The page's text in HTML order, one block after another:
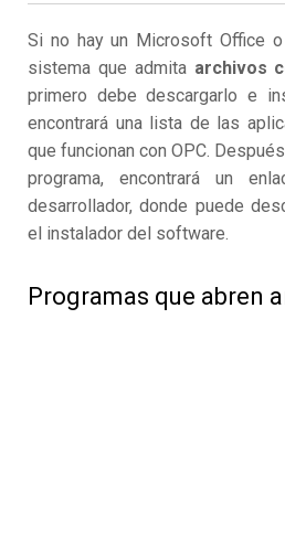
Si no hay un Microsoft Office
sistema que admita archivos
primero debe descargarlo e
encontrará una lista de las
que funcionan con OPC.
programa, encontrará un
desarrollador, donde puede
el instalador del software.
Programas que abren